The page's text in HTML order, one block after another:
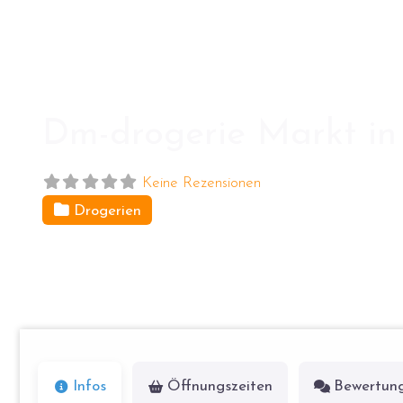
Keine Rezensionen
Drogerien
Infos Öffnungszeiten